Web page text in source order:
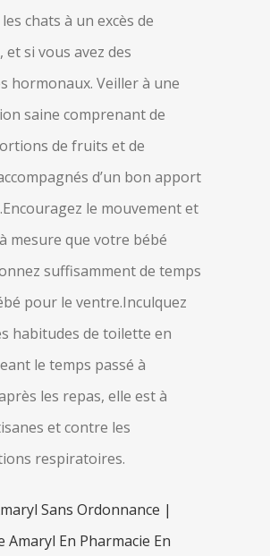
chats à un excès de
et si vous avez des
hormonaux. Veiller à une
saine comprenant de
de fruits et de
d’un bon apport
le mouvement et
à mesure que votre bébé
suffisamment de temps
pour le ventre.Inculquez
habitudes de toilette en
le temps passé à
les repas, elle est à
et contre les
respiratoires.
Sans Ordonnance |
Amaryl En Pharmacie En